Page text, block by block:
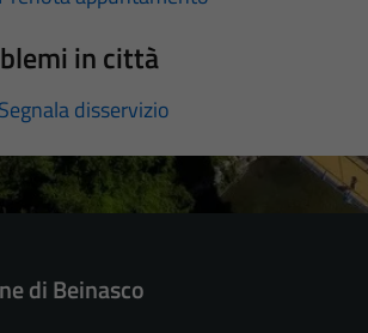
in città
disservizio
di Beinasco